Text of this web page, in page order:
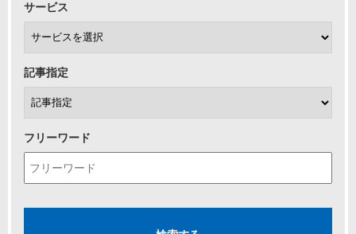
サービス
記事指定
フリーワード